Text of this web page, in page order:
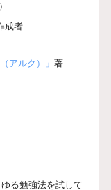
成者
アルク）」著
る勉強法を試して